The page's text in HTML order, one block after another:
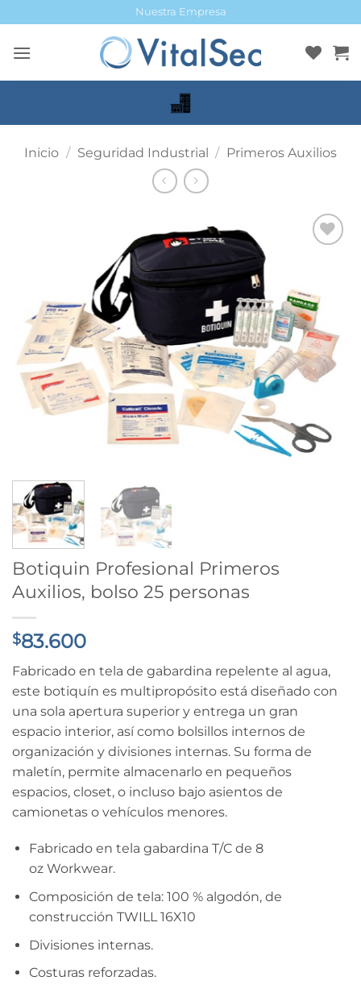
al
contenido
Nuestra Empresa
Inicio / Seguridad Industrial / Primeros Auxilios
Botiquin Profesional Primeros
Auxilios, bolso 25 personas
$83.600
Fabricado en tela de gabardina repelente al agua,
este botiquín es multipropósito está diseñado con
una sola apertura superior y entrega un gran
espacio interior, así como bolsillos internos de
organización y divisiones internas. Su forma de
maletín, permite almacenarlo en pequeños
espacios, closet, o incluso bajo asientos de
camionetas o vehículos menores.
Fabricado en tela gabardina T/C de 8
oz Workwear.
Composición de tela: 100 % algodón, de
construcción TWILL 16X10
Divisiones internas.
Costuras reforzadas.